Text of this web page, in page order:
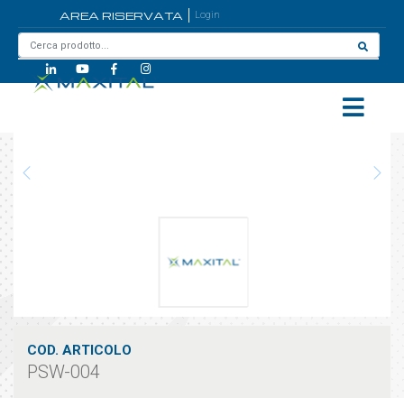
AREA RISERVATA Login
COD. ARTICOLO
PSW-004